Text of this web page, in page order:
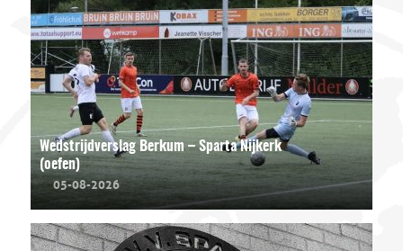
Wedstrijdverslag Berkum – Sparta Nijkerk
(oefen)
05-08-2026